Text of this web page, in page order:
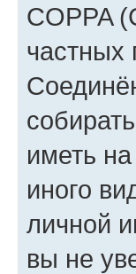
COPPA
частных
иметь
иного
личной
вы не